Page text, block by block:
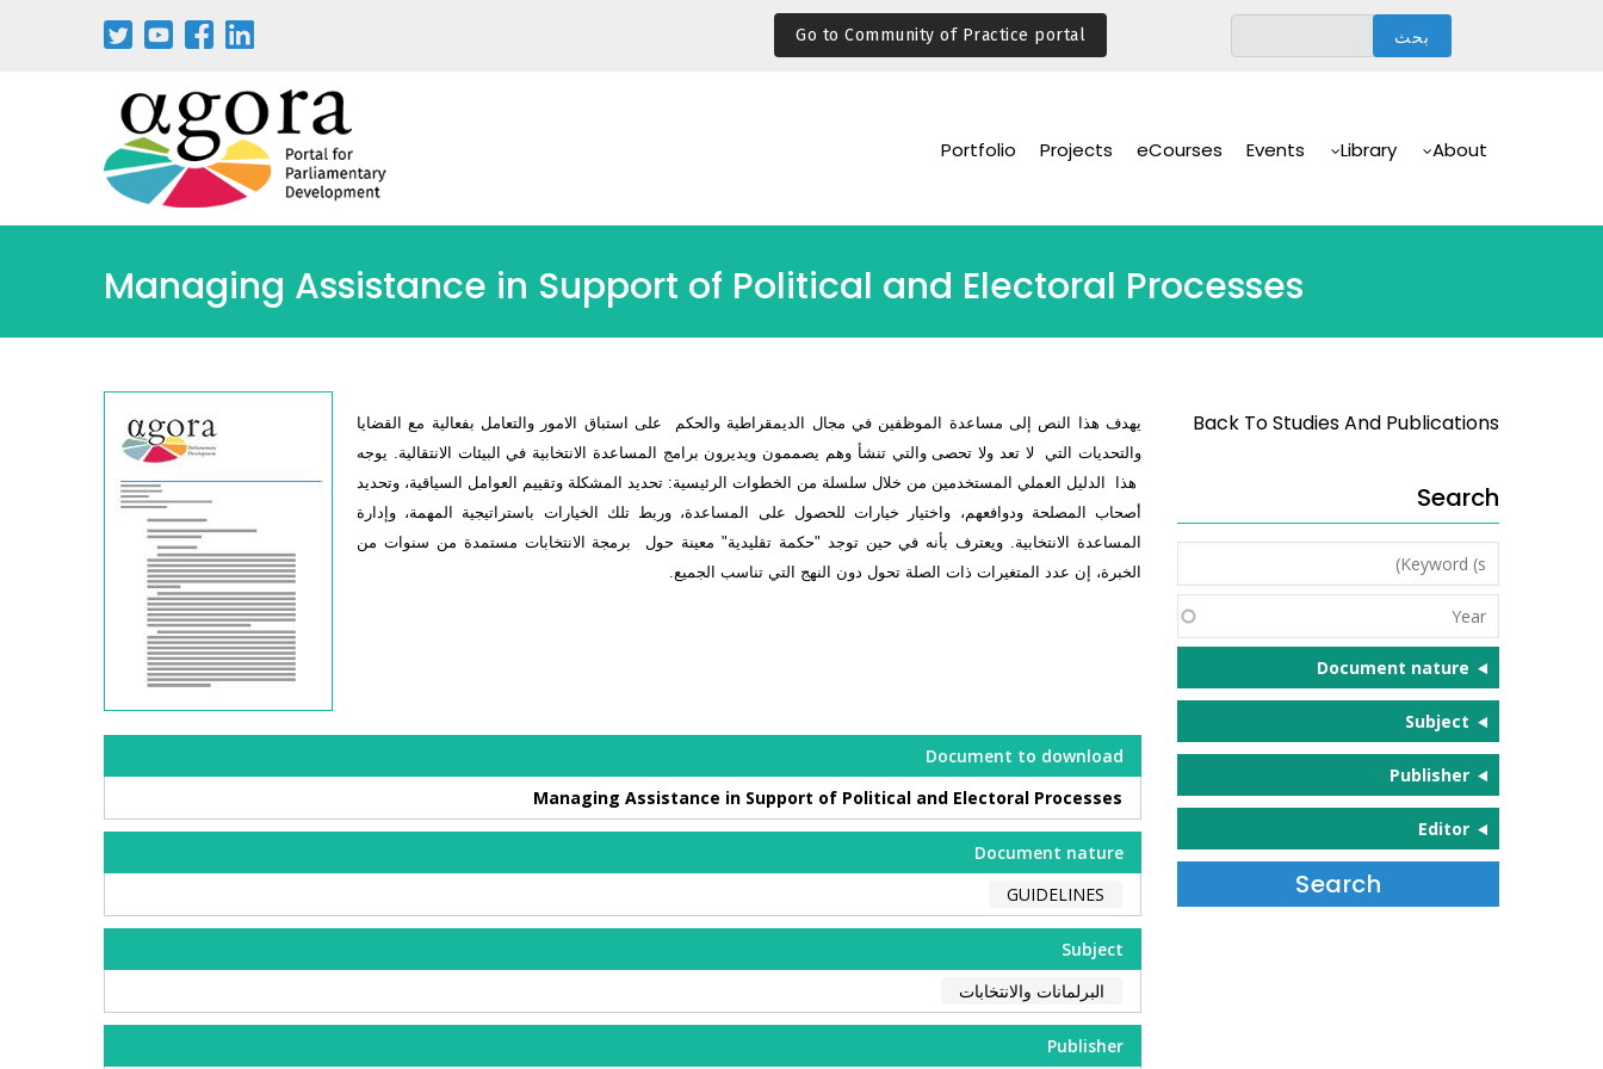
Go to Community of Practice portal
Navigation
About
Library
Events
eCourses
Projects
Portfolio
Managing Assistance in Support of Political and Electoral Processes
يهدف هذا النص إلى مساعدة الموظفين في مجال الديمقراطية والحكم على استباق الامور والتعامل بفعالية مع القضايا
والتحديات التي لا تعد ولا تحصى والتي تنشأ وهم يصممون ويديرون برامج المساعدة الانتخابية في البيئات الانتقالية. يوجه
هذا الدليل العملي المستخدمين من خلال سلسلة من الخطوات الرئيسية: تحديد المشكلة وتقييم العوامل السياقية، وتحديد
أصحاب المصلحة ودوافعهم، واختيار خيارات للحصول على المساعدة، وربط تلك الخيارات باستراتيجية المهمة، وإدارة
المساعدة الانتخابية. ويعترف بأنه في حين توجد "حكمة تقليدية" معينة حول برمجة الانتخابات مستمدة من سنوات من
الخبرة، إن عدد المتغيرات ذات الصلة تحول دون النهج التي تناسب الجميع.
Document to download
Managing Assistance in Support of Political and Electoral Processes
Document nature
GUIDELINES
Subject
البرلمانات والانتخابات
Publisher
Back To Studies And Publications
Search
Keyword
(s)
Year
Document nature
Subject
Publisher
Editor